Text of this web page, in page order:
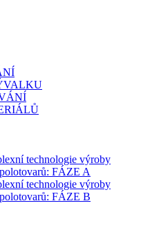
technologie výroby
FÁZE A
technologie výroby
FÁZE B